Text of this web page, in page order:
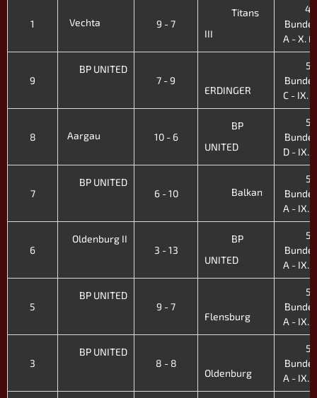
1 Vechta 9 - 7
Titans
III
4.
A - X.
9
BP UNITED
7 - 9
ERDINGER
5.
C - IX.
8 Aargau 10 - 6
BP
UNITED
5.
D - IX.
7
BP UNITED
6 - 10
Balkan
5.
A - IX.
6
Oldenburg II
3 - 13
BP
UNITED
5.
A - IX.
5
BP UNITED
9 - 7
Flensburg
5.
A - IX.
3
BP UNITED
8 - 8
Oldenburg
5.
A - IX.